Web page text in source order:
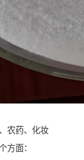
农药、化妆
方面：